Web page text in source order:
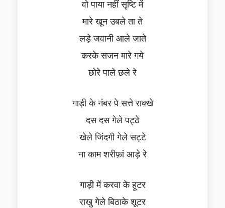
वो पाया नहीं सृष्टि में
मारे खून उबले ता ते
लड़े जवानी आले जाते
करके सजन मारे गये
छोरे पाले छले रे
गाड़ी के नंबर पे सत्ते राक्खे
दस दस गेले पट्ठे
खेले जिंदगी गेले सट्टे
ना काम शरीफ़ां आड़े रे
गाड़ी में करवा के हूटर
राखु गेले बिठाके शूटर